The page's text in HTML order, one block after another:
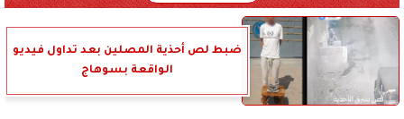
ضبط لص أحذية المصلين بعد تداول فيديو
الواقعة بسوهاج